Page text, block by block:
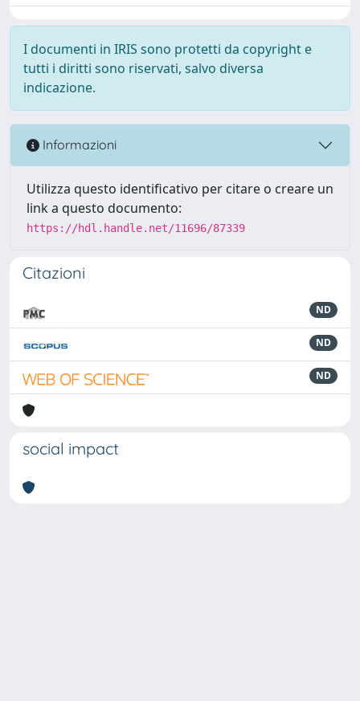
I documenti in IRIS sono protetti da copyright e
tutti i diritti sono riservati, salvo diversa
indicazione.
Informazioni
Utilizza questo identificativo per citare o creare un
link a questo documento:
https://hdl.handle.net/11696/87339
Citazioni
ND
ND
ND
social impact